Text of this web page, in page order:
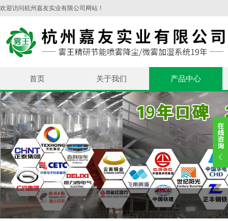
欢迎访问杭州嘉友实业有限公司网站！
首页 关于我们 产品中心